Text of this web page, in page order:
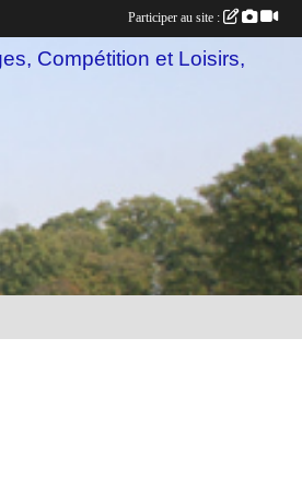
Compétition et Loisirs,
Participer au site :